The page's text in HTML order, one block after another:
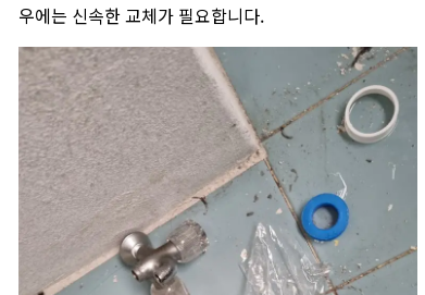
우에는 신속한 교체가 필요합니다.